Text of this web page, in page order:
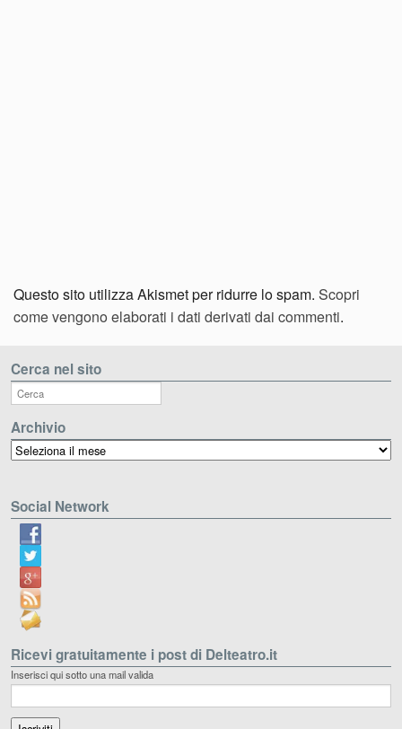
Questo sito utilizza Akismet per ridurre lo spam. Scopri
come vengono elaborati i dati derivati dai commenti.
Cerca nel sito
Archivio
Archivio
Social Network
Ricevi gratuitamente i post di Delteatro.it
Inserisci qui sotto una mail valida